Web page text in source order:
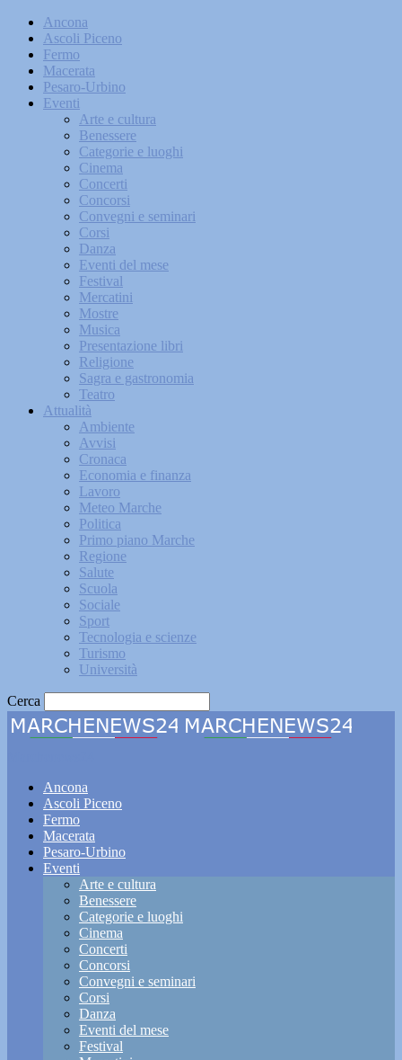
Ancona
Ascoli Piceno
Fermo
Macerata
Pesaro-Urbino
Eventi
Arte e cultura
Benessere
Categorie e luoghi
Cinema
Concerti
Concorsi
Convegni e seminari
Corsi
Danza
Eventi del mese
Festival
Mercatini
Mostre
Musica
Presentazione libri
Religione
Sagra e gastronomia
Teatro
Attualità
Ambiente
Avvisi
Cronaca
Economia e finanza
Lavoro
Meteo Marche
Politica
Primo piano Marche
Regione
Salute
Scuola
Sociale
Sport
Tecnologia e scienze
Turismo
Università
Cerca
Ancona
Ascoli Piceno
Fermo
Macerata
Pesaro-Urbino
Eventi
Arte e cultura
Benessere
Categorie e luoghi
Cinema
Concerti
Concorsi
Convegni e seminari
Corsi
Danza
Eventi del mese
Festival